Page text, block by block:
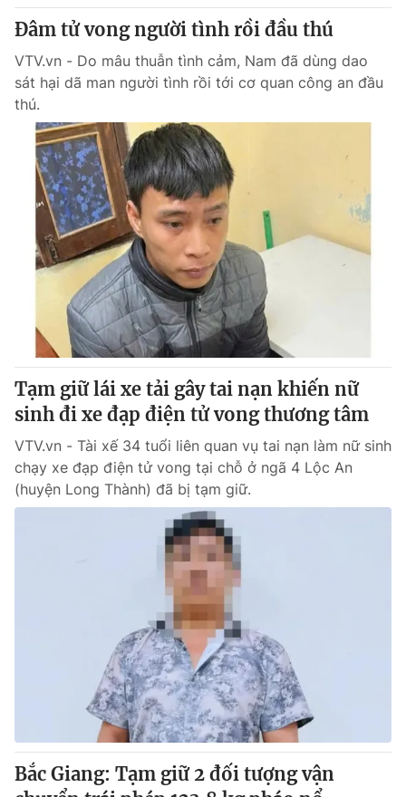
Emagazine Podcast
Photo Infographic
Video
VTV Money VTV Thể thao
VTV Sức khoẻ Bất động sản
Thị trường 24h Tấm lòng Việt
VTV4 Vươn mình bằng AI
VTV9 VTV8
Liên hệ tòa soạn English
Cơ quan chủ quản:Đài Truyền hình Việt Nam
Cơ quan báo chí:Thời báo VTV
Giấy phép hoạt động báo in và báo điện tử số 483/GP-BTTTT
cấp ngày 29/12/2023
Tổng Biên tập:Vũ Thanh Thủy
Phó Tổng Biên tập:Nguyễn Thị Mỹ Hạnh, Phạm Quốc Thắng,
Nguyễn Trọng Ninh
Đâm tử vong người tình rồi đầu thú
VTV.vn - Do mâu thuẫn tình cảm, Nam đã dùng dao
sát hại dã man người tình rồi tới cơ quan công an đầu
thú.
Tạm giữ lái xe tải gây tai nạn khiến nữ
sinh đi xe đạp điện tử vong thương tâm
VTV.vn - Tài xế 34 tuổi liên quan vụ tai nạn làm nữ sinh
chạy xe đạp điện tử vong tại chỗ ở ngã 4 Lộc An
(huyện Long Thành) đã bị tạm giữ.
Bắc Giang: Tạm giữ 2 đối tượng vận